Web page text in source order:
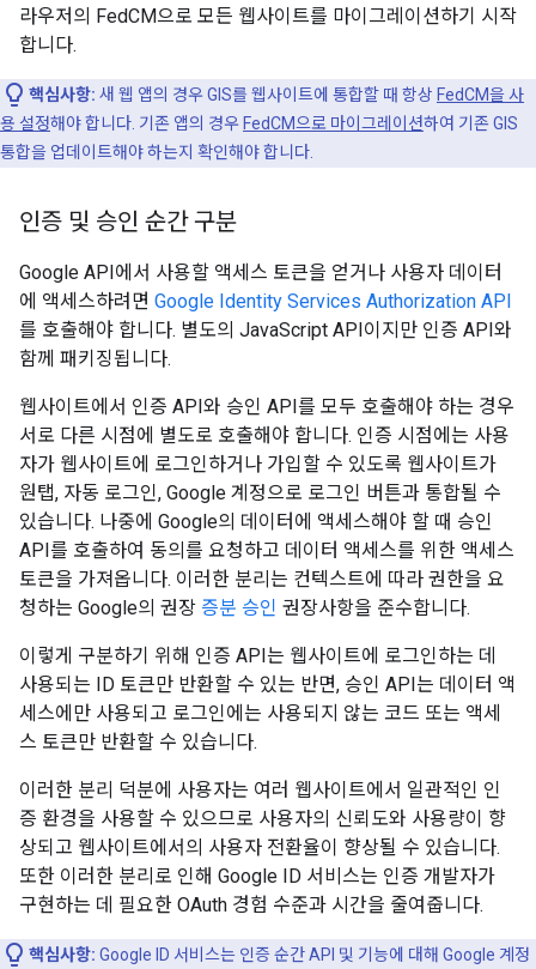
라우저의 FedCM으로 모든 웹사이트를 마이그레이션하기 시작
합니다.
핵심사항: 새 웹 앱의 경우 GIS를 웹사이트에 통합할 때 항상 FedCM을 사
용 설정해야 합니다. 기존 앱의 경우 FedCM으로 마이그레이션하여 기존 GIS
통합을 업데이트해야 하는지 확인해야 합니다.
인증 및 승인 순간 구분
Google API에서 사용할 액세스 토큰을 얻거나 사용자 데이터
에 액세스하려면 Google Identity Services Authorization API
를 호출해야 합니다. 별도의 JavaScript API이지만 인증 API와
함께 패키징됩니다.
웹사이트에서 인증 API와 승인 API를 모두 호출해야 하는 경우
서로 다른 시점에 별도로 호출해야 합니다. 인증 시점에는 사용
자가 웹사이트에 로그인하거나 가입할 수 있도록 웹사이트가
원탭, 자동 로그인, Google 계정으로 로그인 버튼과 통합될 수
있습니다. 나중에 Google의 데이터에 액세스해야 할 때 승인
API를 호출하여 동의를 요청하고 데이터 액세스를 위한 액세스
토큰을 가져옵니다. 이러한 분리는 컨텍스트에 따라 권한을 요
청하는 Google의 권장 증분 승인 권장사항을 준수합니다.
이렇게 구분하기 위해 인증 API는 웹사이트에 로그인하는 데
사용되는 ID 토큰만 반환할 수 있는 반면, 승인 API는 데이터 액
세스에만 사용되고 로그인에는 사용되지 않는 코드 또는 액세
스 토큰만 반환할 수 있습니다.
이러한 분리 덕분에 사용자는 여러 웹사이트에서 일관적인 인
증 환경을 사용할 수 있으므로 사용자의 신뢰도와 사용량이 향
상되고 웹사이트에서의 사용자 전환율이 향상될 수 있습니다.
또한 이러한 분리로 인해 Google ID 서비스는 인증 개발자가
구현하는 데 필요한 OAuth 경험 수준과 시간을 줄여줍니다.
핵심사항: Google ID 서비스는 인증 순간 API 및 기능에 대해 Google 계정